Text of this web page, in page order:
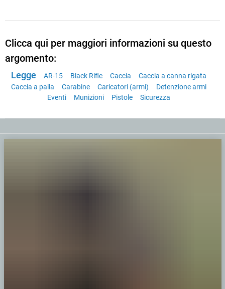
Clicca qui per maggiori informazioni su questo
argomento:
Legge AR-15 Black Rifle Caccia
Caccia a canna rigata
Caccia a palla
Carabine Caricatori (armi)
Detenzione armi
Eventi
Munizioni Pistole Sicurezza